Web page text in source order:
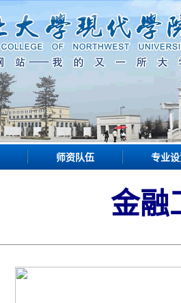
师资队伍 专业设
金融